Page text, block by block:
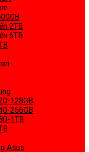
2TB
6TB
128GB
256GB
1TB
Asus